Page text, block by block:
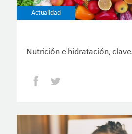
Actualidad
Nutrición e hidratación,
Facebook